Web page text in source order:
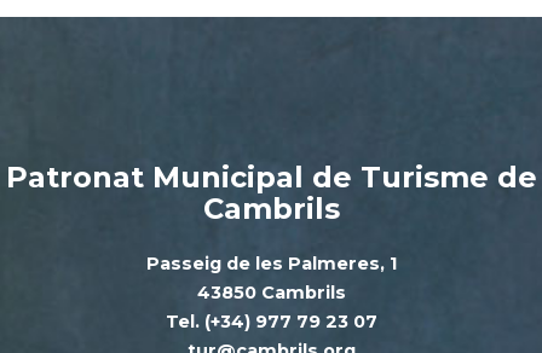
Patronat Municipal de Turisme de
Cambrils
Passeig de les Palmeres, 1
43850 Cambrils
Tel. (+34) 977 79 23 07